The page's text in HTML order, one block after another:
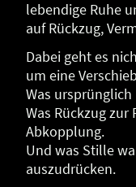
lebendige Ruhe
auf Rückzug,
Dabei geht es
um eine
Was
Was Rückzug
Abkopplung.
Und was Stille
auszudrücken.